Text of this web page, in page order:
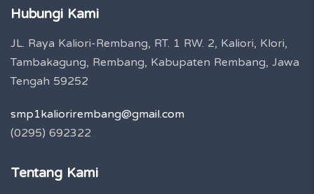
Hubungi Kami
JL. Raya Kaliori-Rembang, RT. 1 RW. 2, Kaliori, Klori,
Tambakagung, Rembang, Kabupaten Rembang, Jawa
Tengah 59252
smp1kaliorirembang@gmail.com
(0295) 692322
Tentang Kami